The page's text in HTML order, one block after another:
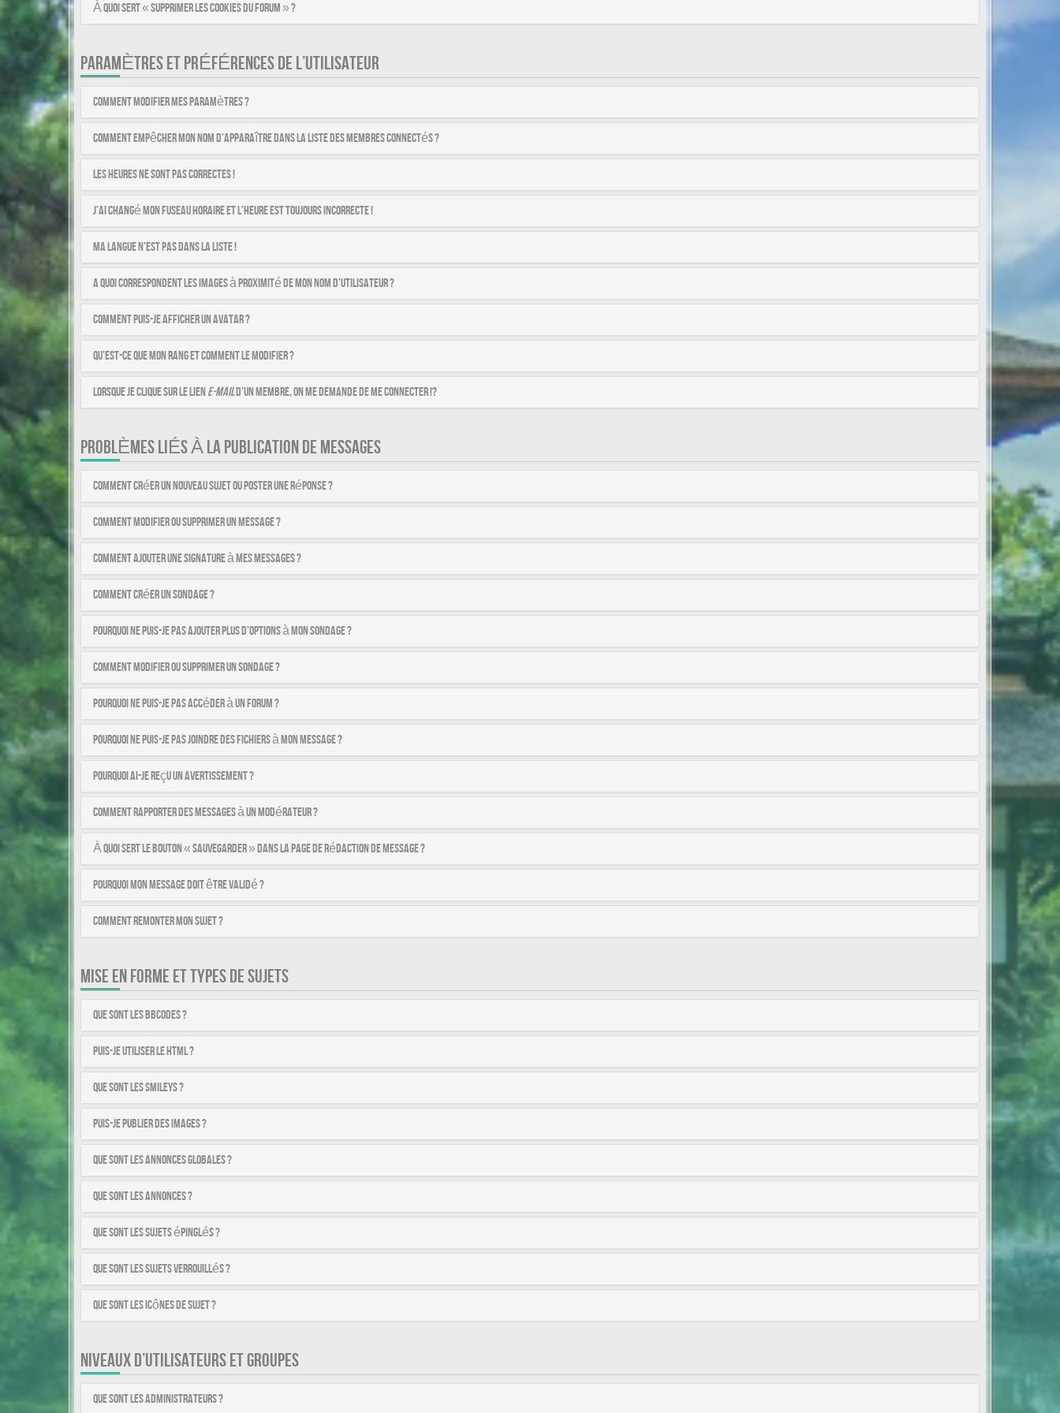
À quoi sert « Supprimer les cookies du forum » ?
PARAMÈTRES ET PRÉFÉRENCES DE L’UTILISATEUR
Comment modifier mes paramètres ?
Comment empêcher mon nom d’apparaître dans la liste des membres connectés ?
Les heures ne sont pas correctes !
J’ai changé mon fuseau horaire et l’heure est toujours incorrecte !
Ma langue n’est pas dans la liste !
A quoi correspondent les images à proximité de mon nom d’utilisateur ?
Comment puis-je afficher un avatar ?
Qu’est-ce que mon rang et comment le modifier ?
Lorsque je clique sur le liene-maild’un membre, on me demande de me connecter !?
PROBLÈMES LIÉS À LA PUBLICATION DE MESSAGES
Comment créer un nouveau sujet ou poster une réponse ?
Comment modifier ou supprimer un message ?
Comment ajouter une signature à mes messages ?
Comment créer un sondage ?
Pourquoi ne puis-je pas ajouter plus d’options à mon sondage ?
Comment modifier ou supprimer un sondage ?
Pourquoi ne puis-je pas accéder à un forum ?
Pourquoi ne puis-je pas joindre des fichiers à mon message ?
Pourquoi ai-je reçu un avertissement ?
Comment rapporter des messages à un modérateur ?
À quoi sert le bouton « Sauvegarder » dans la page de rédaction de message ?
Pourquoi mon message doit être validé ?
Comment remonter mon sujet ?
MISE EN FORME ET TYPES DE SUJETS
Que sont les BBCodes ?
Puis-je utiliser le HTML ?
Que sont les smileys ?
Puis-je publier des images ?
Que sont les annonces globales ?
Que sont les annonces ?
Que sont les sujets épinglés ?
Que sont les sujets verrouillés ?
Que sont les icônes de sujet ?
NIVEAUX D’UTILISATEURS ET GROUPES
Que sont les administrateurs ?